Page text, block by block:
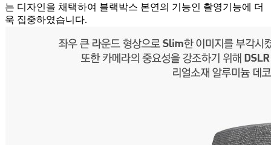
는 디자인을 채택하여 블랙박스 본연의 기능인 촬영기능에 더
욱 집중하였습니다.